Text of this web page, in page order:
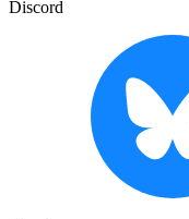
Discord